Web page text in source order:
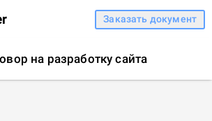
Заказать документ
на разработку сайта